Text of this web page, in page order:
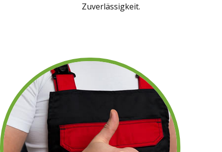
Zuverlässigkeit.